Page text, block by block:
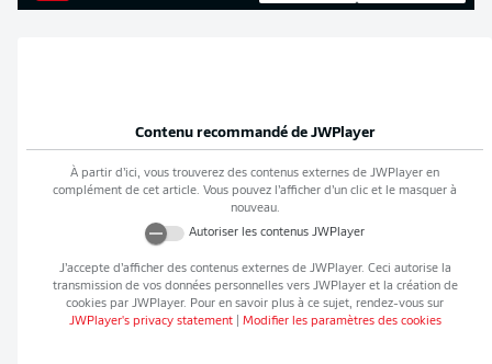
Contenu recommandé de JWPlayer
À partir d’ici, vous trouverez des contenus externes de JWPlayer en
complément de cet article. Vous pouvez l’afficher d’un clic et le masquer à
nouveau.
Autoriser les contenus JWPlayer
J’accepte d’afficher des contenus externes de JWPlayer. Ceci autorise la
transmission de vos données personnelles vers JWPlayeret la création de
cookies par JWPlayer. Pour en savoir plus à ce sujet, rendez-vous sur
JWPlayer's privacy statement| Modifier les paramètres des cookies